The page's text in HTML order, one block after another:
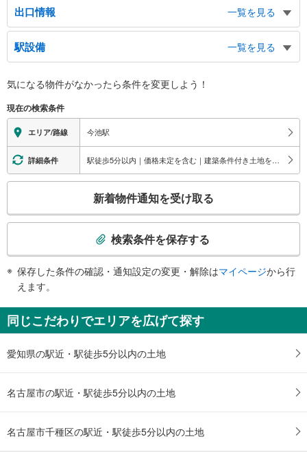
出口情報
一覧を見る
１出口
（利用時間 ６：００～２３：３０）、市バス １０番のりば、平安会館、ホ
テルレオパレス名古屋、内山１・３丁目
２出口
３出口
（利用時間 ６：００～２３：３０）、あいち銀行、名古屋市立東部医療セン
ター、今池４丁目、内山２丁目、仲田２丁目
４出口
（利用時間 ６：００～２３：３０）、今池４丁目、仲田２丁目
５出口
今池４丁目、仲田２丁目
６出口
（利用時間 ６：００～２３：３０）、市バス ２番のりば、千種郵便局、今
名古屋センタープラザビル、りそな銀行、三重銀行、千種区休日急病診療所、
今池５丁目、春岡１丁目
８出口
市バス ６・７番のりば、ダイエー、今池５丁目、春岡１丁目、今池南
（利用時間 ６：００～２３：３０）、市バス １１番のりば、今池中学校、
今池ガスビル、三菱ＵＦＪ銀行、十六銀行、今池１丁目
（利用時間 ６：００～２３：３０）、新今池ビル、名古屋銀行、内山３丁目
駅設備
一覧を見る
※段差なしでの移動経路
［東山線］：○
［桜通線］：○
エレベータ
［東山線］
・ホーム⇔西改札
・西改札⇔１２番出口方面の今池ガスビル内
（※９時～２２時 年末年始休館有り）
［桜通線］
・南改札内⇔１０番出口付近（今池ガスビル内方面への経路可能）
［東山線］
・ホーム⇔西改札
［桜通線］
・ホーム⇔各改札
・南改札⇔８番出口（６時～２３：３０）
・南改札⇔１１番出口手前
［東山線］
スロープ
気になる物件がなかったら条件を変更しよう！
現在の検索条件
エリア/路線 今池駅
詳細条件 駅徒歩5分以内｜価格未定を含む｜建築条件付き土地を含む
検
知
を
け
・
件
新着物件通知を受け取る
検索条件を保存する
保存した条件の確認・通知設定の変更・解除はマイページから行
えます。
同じこだわりでエリアを広げて探す
愛知県の駅近・駅徒歩5分以内の土地
名古屋市の駅近・駅徒歩5分以内の土地
名古屋市千種区の駅近・駅徒歩5分以内の土地